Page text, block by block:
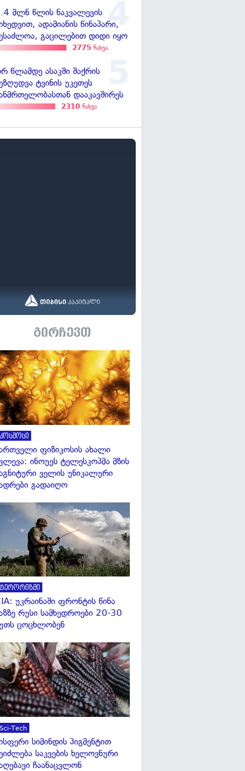
მლნ წლის ნაკვალევის
ადამიანის წინაპარი,
გაცილებით დიდი იყო
2775 ნახვა
წლამდე ასაკში შაქრის
ტვინის უკეთეს
დააკავშირეს
2310 ნახვა
გირჩევთ
კოსმოსი
ფიზიკოსის ახალი
ინოუეს ტელესკოპმა მზის
ველის უნიკალური
გადაიღო
ტერორიზმი
უკრაინაში ფრონტის წინა
რუსი სამხედროები 20-30
ცოცხლობენ
Sci-Tech
სიმინდის პიგმენტით
საკვების ხელოვნური
ჩაანაცვლონ